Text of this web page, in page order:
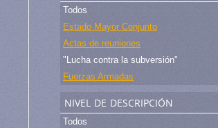
Todos
Estado Mayor Conjunto
Actas de reuniones
"Lucha contra la subversión"
Fuerzas Armadas
nivel de descripción
Todos